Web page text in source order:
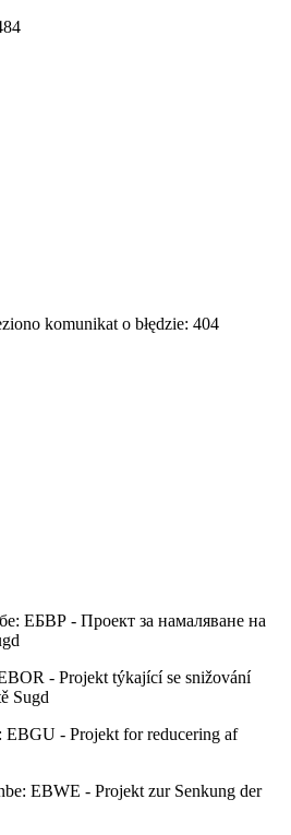
komunikat o błędzie: 404
ЕБВР - Проект за намаляване на
- Projekt týkající se snižování
Sugd
EBGU - Projekt for reducering af
EBWE - Projekt zur Senkung der